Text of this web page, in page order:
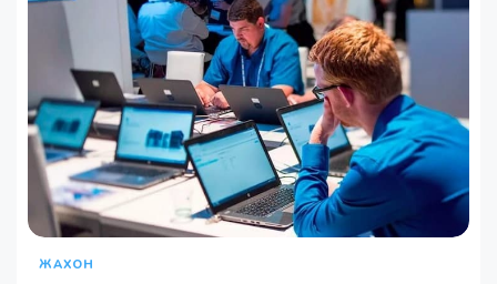
ЖАХОН